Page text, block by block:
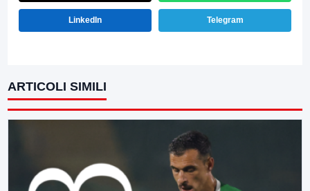
LinkedIn Telegram
ARTICOLI SIMILI